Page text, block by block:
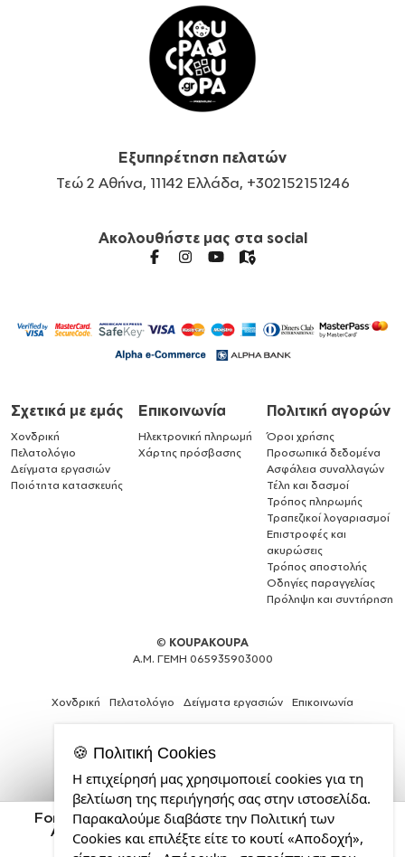
Ford, Μεταλλικό παγούρι θερμός (Stainless steel)
Ασημένιο με ξύλινο καπακι (bamboo), διπλού
τοιχώματος, 750ml
Εξυπηρέτηση πελατών
Τεώ 2 Αθήνα, 11142 Ελλάδα, +302152151246
Ακολουθήστε μας στα social
Σχετικά με εμάς
Χονδρική
Πελατολόγιο
Δείγματα εργασιών
Ποιότητα κατασκευής
Επικοινωνία
Ηλεκτρονική πληρωμή
Χάρτης πρόσβασης
Πολιτική αγορών
Όροι χρήσης
Προσωπικά δεδομένα
Ασφάλεια συναλλαγών
Τέλη και δασμοί
Τρόπος πληρωμής
Τραπεζικοί λογαριασμοί
Επιστροφές και
ακυρώσεις
Τρόπος αποστολής
Οδηγίες παραγγελίας
Πρόληψη και συντήρηση
© KOUPAKOUPA
Α.Μ. ΓΕΜΗ 065935903000
Χονδρική Πελατολόγιο Δείγματα εργασιών Επικοινωνία
Expert
Web
Development
Services
🍪 Πολιτική Cookies
Η επιχείρησή μας χρησιμοποιεί cookies για τη
βελτίωση της περιήγησής σας στην ιστοσελίδα.
Παρακαλούμε διαβάστε την Πολιτική των
Cookies και επιλέξτε είτε το κουτί «Αποδοχή»,